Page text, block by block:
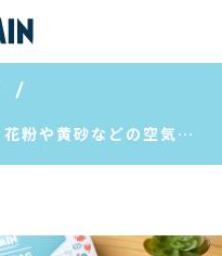
【MOOMIN SHOP ONLINE】花粉や黄砂などの空気トラブルの対策におすすめのアイテムをご紹介♪